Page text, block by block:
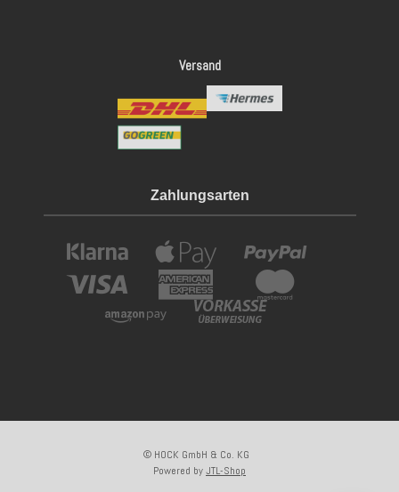
Versand
Zahlungsarten
© HOCK GmbH & Co. KG
Powered byJTL-Shop